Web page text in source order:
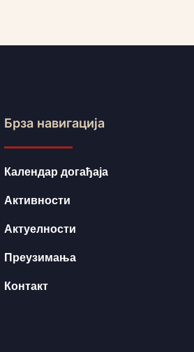
Брза навигација
Календар догађаја
Активности
Актуелности
Преузимања
Контакт